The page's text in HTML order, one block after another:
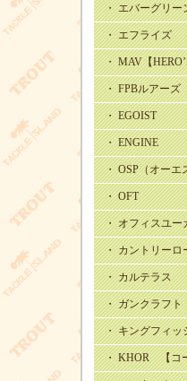
・ エバーグリー
・ エフライズ
・ MAV【
・ FPBルアーズ
・ EGOIST
・ ENGINE
・ OSP（オーエ
・ OFT
・ オフィスユー
・ カントリーロ
・ カルテラス
・ ガンクラフト
・ キングフィッ
・ KHOR 【コ